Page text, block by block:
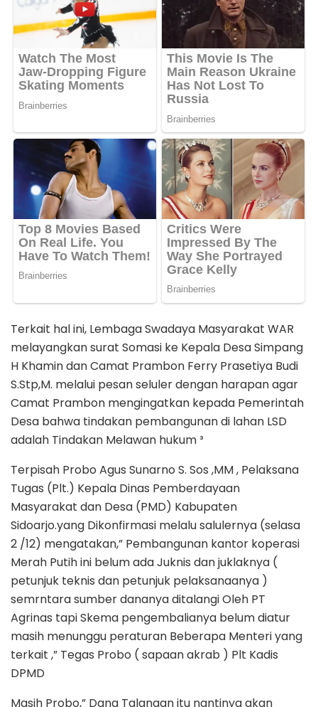
Terkait hal ini, Lembaga Swadaya Masyarakat WAR
melayangkan surat Somasi ke Kepala Desa Simpang
H Khamin dan Camat Prambon Ferry Prasetiya Budi
S.Stp,M. melalui pesan seluler dengan harapan agar
Camat Prambon mengingatkan kepada Pemerintah
Desa bahwa tindakan pembangunan di lahan LSD
adalah Tindakan Melawan hukum ³
Terpisah Probo Agus Sunarno S. Sos ,MM , Pelaksana
Tugas (Plt.) Kepala Dinas Pemberdayaan
Masyarakat dan Desa (PMD) Kabupaten
Sidoarjo.yang Dikonfirmasi melalu salulernya (selasa
2 /12) mengatakan,” Pembangunan kantor koperasi
Merah Putih ini belum ada Juknis dan juklaknya (
petunjuk teknis dan petunjuk pelaksanaanya )
semrntara sumber dananya ditalangi Oleh PT
Agrinas tapi Skema pengembalianya belum diatur
masih menunggu peraturan Beberapa Menteri yang
terkait ,” Tegas Probo ( sapaan akrab ) Plt Kadis
DPMD
Masih Probo,” Dana Talangan itu nantinya akan